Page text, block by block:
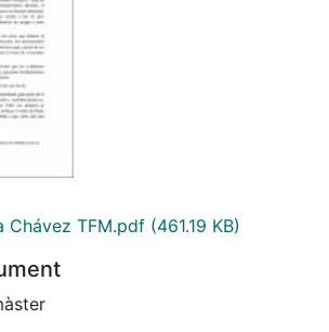
Chávez TFM.pdf (461.19 KB)